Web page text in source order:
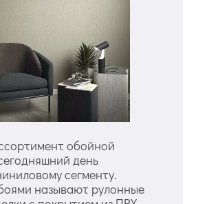
обойной
день
сегменту.
называют рулонные